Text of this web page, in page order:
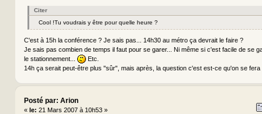
Citer
Cool !Tu voudrais y être pour quelle heure ?
C'est à 15h la conférence ? Je sais pas... 14h30 au métro ça devrait le faire ?
Je sais pas combien de temps il faut pour se garer... Ni même si c'est facile de se
le stationnement...
Etc.
14h ça serait peut-être plus "sûr", mais après, la question c'est est-ce qu'on se
Posté par: Arion
« le: 21 Mars 2007 à 10h53 »